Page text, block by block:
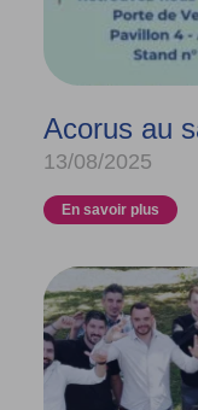
Acorus au
13/08/2025
En savoir plus